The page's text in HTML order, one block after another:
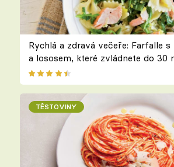
Rychlá a zdravá večeře: Farfalle s
a lososem, které zvládnete do 30
TĚSTOVINY